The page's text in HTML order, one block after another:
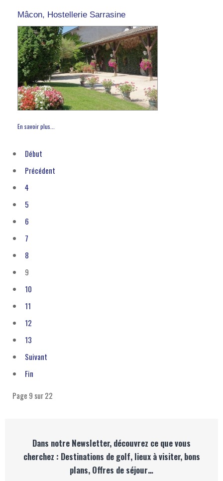
Mâcon, Hostellerie Sarrasine
En savoir plus...
Début
Précédent
4
5
6
7
8
9
10
11
12
13
Suivant
Fin
Page 9 sur 22
Dans notre Newsletter, découvrez ce que vous
cherchez : Destinations de golf, lieux à visiter, bons
plans, Offres de séjour…